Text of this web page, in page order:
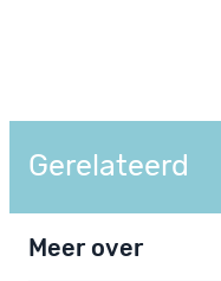
Gerelateerd
Meer over